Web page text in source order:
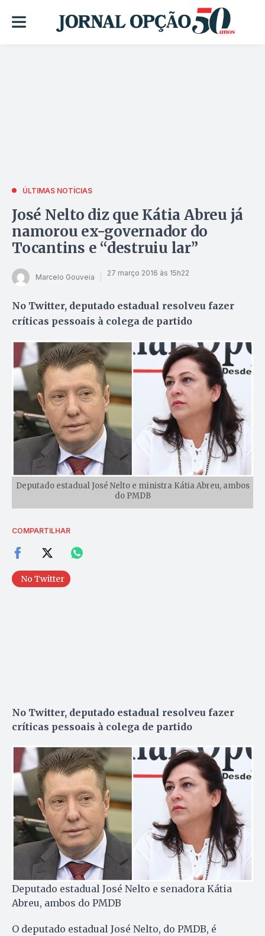
ÚLTIMAS NOTÍCIAS
José Nelto diz que Kátia Abreu já
namorou ex-governador do
Tocantins e “destruiu lar”
Marcelo Gouveia 27 março 2016 às 15h22
No Twitter, deputado estadual resolveu fazer
críticas pessoais à colega de partido
Deputado estadual José Nelto e ministra Kátia Abreu, ambos
do PMDB
COMPARTILHAR
No Twitter
No Twitter, deputado estadual resolveu fazer
críticas pessoais à colega de partido
Deputado estadual José Nelto e senadora Kátia
Abreu, ambos do PMDB
O deputado estadual José Nelto, do PMDB, é